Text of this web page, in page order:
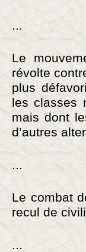
...
Le
révolte
plus
les classes
mais dont
d’autres
...
Le combat
recul de
...